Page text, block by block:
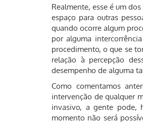
Realmente, esse é um
espaço para outras
quando ocorre algum
por alguma
procedimento, o que se
relação à percepção
desempenho de alguma
Como comentamos
intervenção de qualquer
invasivo, a gente pode,
momento não será